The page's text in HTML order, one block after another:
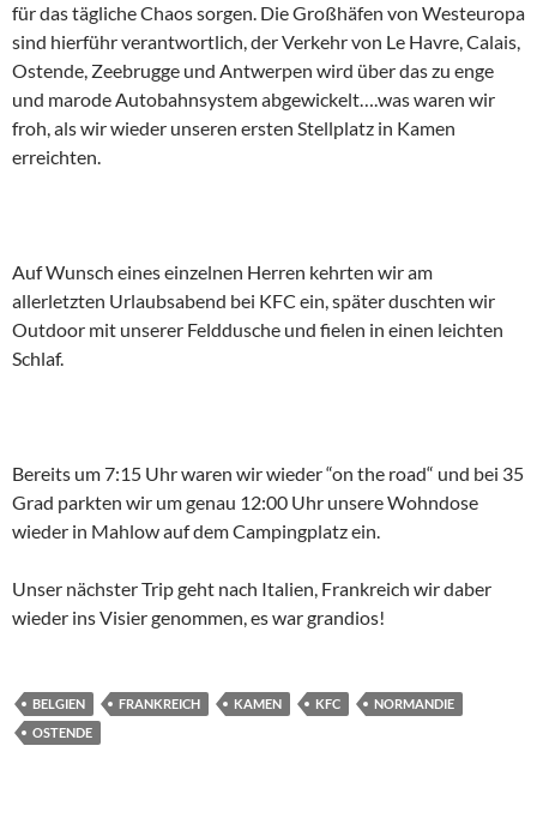
für das tägliche Chaos sorgen. Die Großhäfen von Westeuropa
sind hierführ verantwortlich, der Verkehr von Le Havre, Calais,
Ostende, Zeebrugge und Antwerpen wird über das zu enge
und marode Autobahnsystem abgewickelt….was waren wir
froh, als wir wieder unseren ersten Stellplatz in Kamen
erreichten.
Auf Wunsch eines einzelnen Herren kehrten wir am
allerletzten Urlaubsabend bei KFC ein, später duschten wir
Outdoor mit unserer Felddusche und fielen in einen leichten
Schlaf.
Bereits um 7:15 Uhr waren wir wieder “on the road“ und bei 35
Grad parkten wir um genau 12:00 Uhr unsere Wohndose
wieder in Mahlow auf dem Campingplatz ein.
Unser nächster Trip geht nach Italien, Frankreich wir daber
wieder ins Visier genommen, es war grandios!
BELGIEN FRANKREICH KAMEN KFC
NORMANDIE
OSTENDE